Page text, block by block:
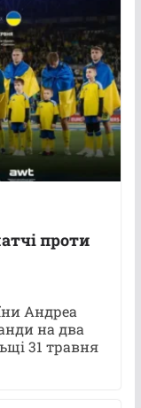
проти
Андреа
на два
31 травня